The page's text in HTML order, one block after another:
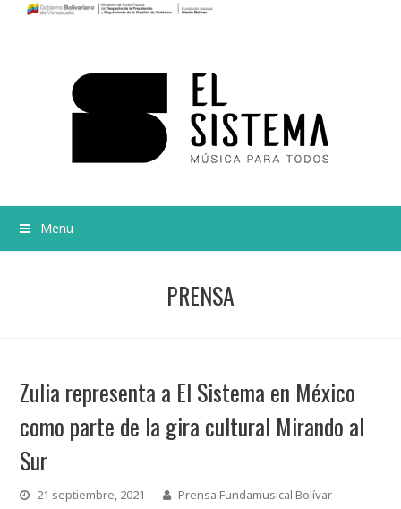
Menu
PRENSA
Zulia representa a El Sistema en México
como parte de la gira cultural Mirando al
Sur
21 septiembre, 2021
Prensa Fundamusical Bolívar